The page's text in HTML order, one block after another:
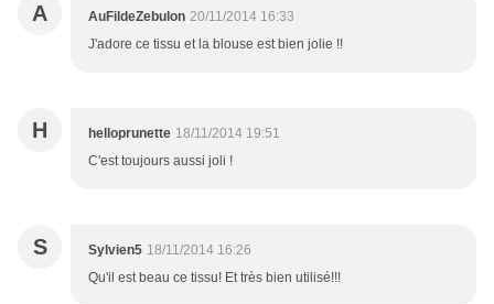
A AuFildeZebulon 20/11/2014 16:33
J'adore ce tissu et la blouse est bien jolie !!
H helloprunette 18/11/2014 19:51
C'est toujours aussi joli !
S Sylvien5 18/11/2014 16:26
Qu'il est beau ce tissu! Et très bien utilisé!!!